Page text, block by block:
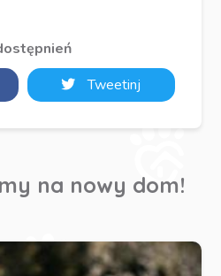
Tweetinj
na nowy dom!